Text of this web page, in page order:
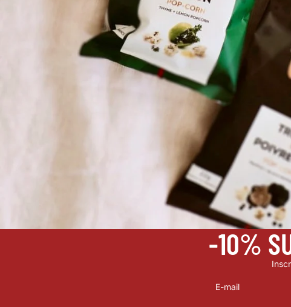
-10%
E-mail